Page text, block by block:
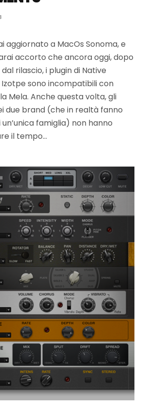
aggiornato a MacOs Sonoma, e
accorto che ancora oggi, dopo
rilascio, i plugin di Native
sono incompatibili con
Mela. Anche questa volta, gli
due brand (che in realtà fanno
famiglia) non hanno
il tempo…